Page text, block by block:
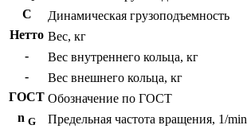
C
Динамическая грузоподъемность
Нетто Вес, кг
-
Вес внутреннего кольца, кг
-
Вес внешнего кольца, кг
ГОСТ Обозначение по ГОСТ
n G
Предельная частота вращения, 1/min